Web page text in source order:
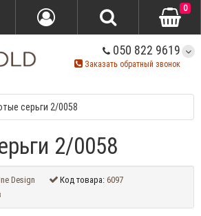
050 822 9619
Заказать обратный звонок
0
серьги 2/0058
2/0058
Design Код товара:6097